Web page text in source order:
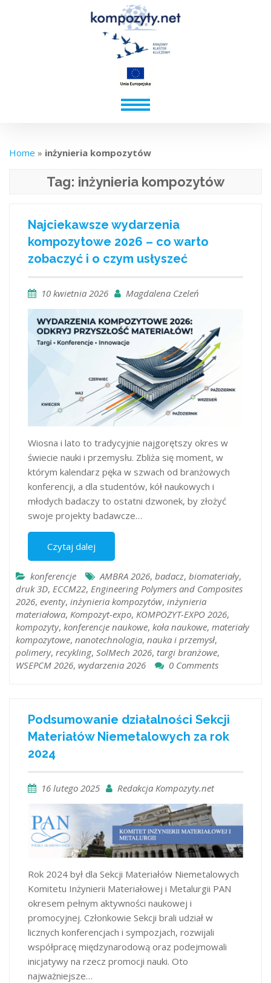
Home » inżynieria kompozytów
Tag: inżynieria kompozytów
Najciekawsze wydarzenia
kompozytowe 2026 – co warto
zobaczyć i o czym usłyszeć
10 kwietnia 2026 Magdalena Czeleń
Wiosna i lato to tradycyjnie najgorętszy okres w
świecie nauki i przemysłu. Zbliża się moment, w
którym kalendarz pęka w szwach od branżowych
konferencji, a dla studentów, kół naukowych i
młodych badaczy to ostatni dzwonek, by złożyć
swoje projekty badawcze…
Czytaj dalej
konferencje AMBRA 2026, badacz, biomateriały,
druk 3D, ECCM22, Engineering Polymers and Composites
2026, eventy, inżynieria kompozytów, inżynieria
materiałowa, Kompozyt-expo, KOMPOZYT-EXPO 2026,
kompozyty, konferencje naukowe, koła naukowe, materiały
kompozytowe, nanotechnologia, nauka i przemysł,
polimery, recykling, SolMech 2026, targi branżowe,
WSEPCM 2026, wydarzenia 2026 0 Comments
Podsumowanie działalności Sekcji
Materiałów Niemetalowych za rok
2024
16 lutego 2025 Redakcja Kompozyty.net
Rok 2024 był dla Sekcji Materiałów Niemetalowych
Komitetu Inżynierii Materiałowej i Metalurgii PAN
okresem pełnym aktywności naukowej i
promocyjnej. Członkowie Sekcji brali udział w
licznych konferencjach i sympozjach, rozwijali
współpracę międzynarodową oraz podejmowali
inicjatywy na rzecz promocji nauki. Oto
najważniejsze…